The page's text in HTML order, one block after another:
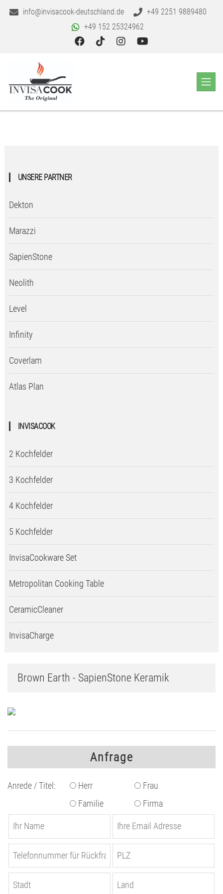
info@invisacook-deutschland.de
+49 2251 9889480
+49 152 25324962
UNSERE PARTNER
Dekton
Marazzi
SapienStone
Neolith
Level
Infinity
Coverlam
Atlas Plan
INVISACOOK
2 Kochfelder
3 Kochfelder
4 Kochfelder
5 Kochfelder
InvisaCookware Set
Metropolitan Cooking Table
CeramicCleaner
InvisaCharge
Brown Earth - SapienStone Keramik
Anfrage
Anrede / Titel: Herr
Frau
Familie
Firma